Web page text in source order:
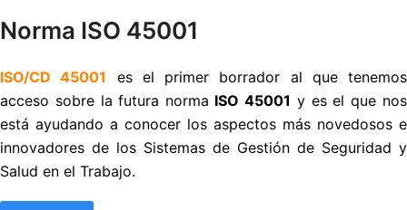
Norma ISO 45001
ISO/CD 45001
es el primer borrador al que tenemos
acceso sobre la futura norma ISO 45001 y es el que nos
está ayudando a conocer los aspectos más novedosos e
innovadores de los Sistemas de Gestión de Seguridad y
Salud en el Trabajo.